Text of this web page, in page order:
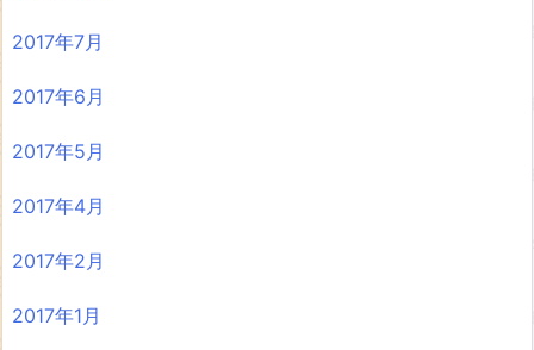
2017年7月
2017年6月
2017年5月
2017年4月
2017年2月
2017年1月